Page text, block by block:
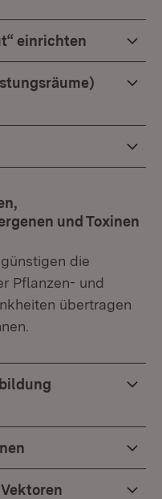
einrichten
und Toxinen
die
Pflanzen- und
übertragen